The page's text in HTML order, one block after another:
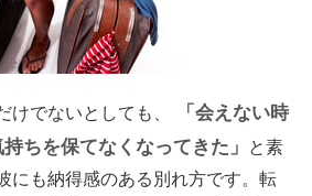
けでないとしても、
「会えない時
ちを保てなくなってきた」
と素
にも納得感のある別れ方です。転